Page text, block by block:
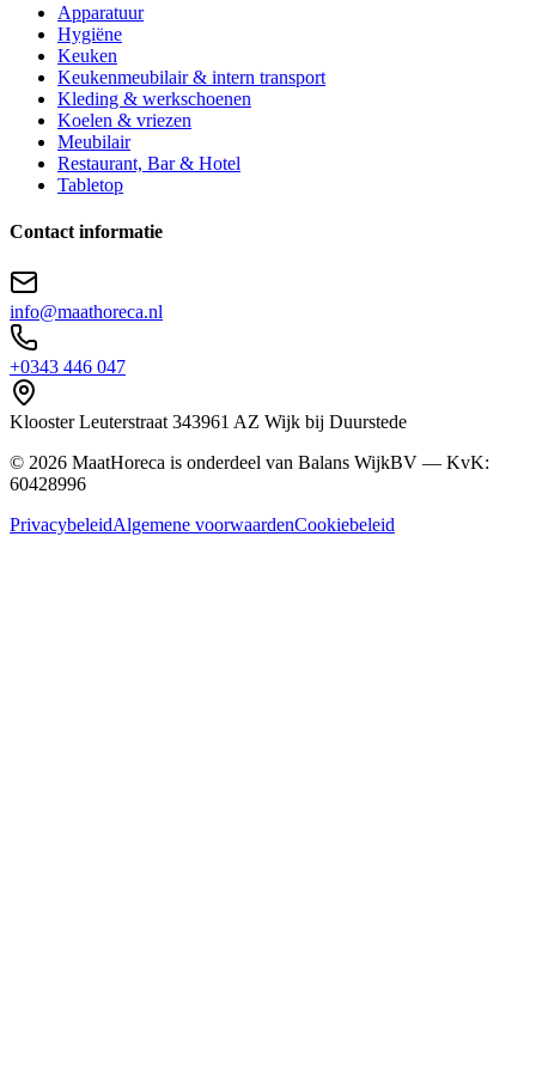
Apparatuur
Hygiëne
Keuken
Keukenmeubilair & intern transport
Kleding & werkschoenen
Koelen & vriezen
Meubilair
Restaurant, Bar & Hotel
Tabletop
Contact informatie
info@maathoreca.nl
+0343 446 047
Klooster Leuterstraat 343961 AZ Wijk bij Duurstede
© 2026 MaatHoreca is onderdeel van Balans WijkBV — KvK:
60428996
PrivacybeleidAlgemene voorwaardenCookiebeleid